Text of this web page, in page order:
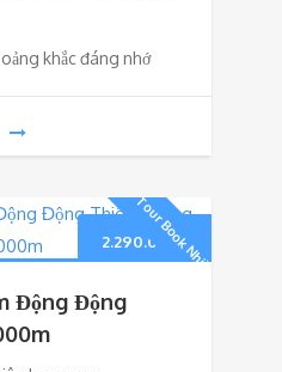
2.980.000₫.
khắc đáng nhớ
Tour Book Nhiều
2.290.000₫
Động Động